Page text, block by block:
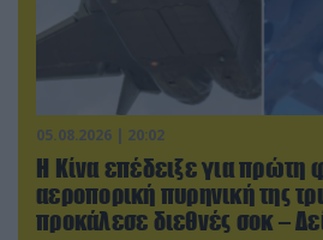
05.08.2026 | 20:02
Η Κίνα επέδειξε για πρώτη
αεροπορική πυρηνική της
προκάλεσε διεθνές σοκ –